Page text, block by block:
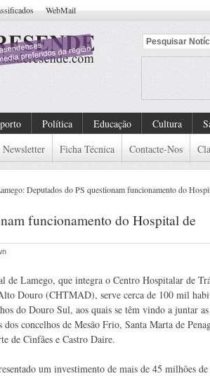
WebMail
Política Educação Cultura
Newsletter Ficha Técnica Contacte-Nos
Deputados do PS questionam funcionamento do
funcionamento do Hospital de
de Lamego, que integra o Centro Hospitalar de
Douro (CHTMAD), serve cerca de 100 mil
do Douro Sul, aos quais se têm vindo a juntar as
dos concelhos de Mesão Frio, Santa Marta de
de Cinfães e Castro Daire.
um investimento de mais de 45 milhões de